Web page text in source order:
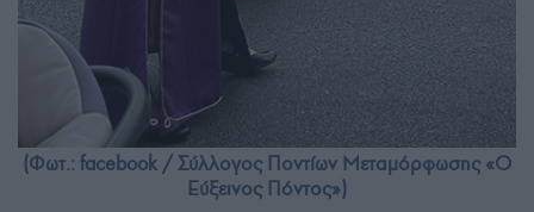
(Φωτ.: facebook / Σύλλογος Ποντίων Μεταμόρφωσης «Ο
Εύξεινος Πόντος»)